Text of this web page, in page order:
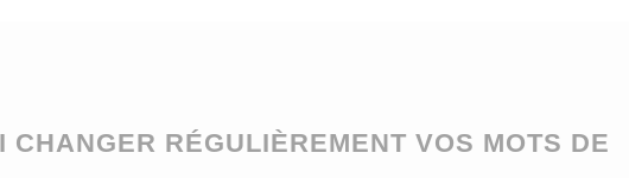
CHANGER RÉGULIÈREMENT VOS MOTS DE